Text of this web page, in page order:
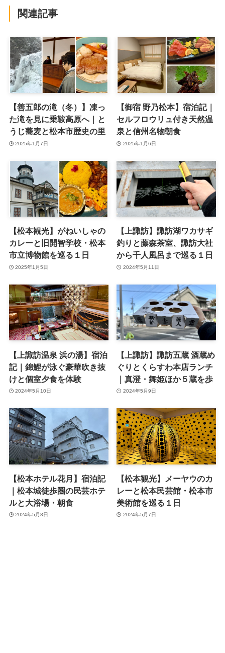
関連記事
【善五郎の滝（冬）】凍っ
た滝を見に乗鞍高原へ｜と
うじ蕎麦と松本市歴史の里
2025年1月7日
【御宿 野乃松本】宿泊記｜
セルフロウリュ付き天然温
泉と信州名物朝食
2025年1月6日
【松本観光】がねいしゃの
カレーと旧開智学校・松本
市立博物館を巡る１日
2025年1月5日
【上諏訪】諏訪湖ワカサギ
釣りと藤森茶室、諏訪大社
から千人風呂まで巡る１日
2024年5月11日
【上諏訪温泉 浜の湯】宿泊
記｜錦鯉が泳ぐ豪華吹き抜
けと個室夕食を体験
2024年5月10日
【上諏訪】諏訪五蔵 酒蔵め
ぐりとくらすわ本店ランチ
｜真澄・舞姫ほか５蔵を歩
2024年5月9日
【松本ホテル花月】宿泊記
｜松本城徒歩圏の民芸ホテ
ルと大浴場・朝食
2024年5月8日
【松本観光】メーヤウのカ
レーと松本民芸館・松本市
美術館を巡る１日
2024年5月7日